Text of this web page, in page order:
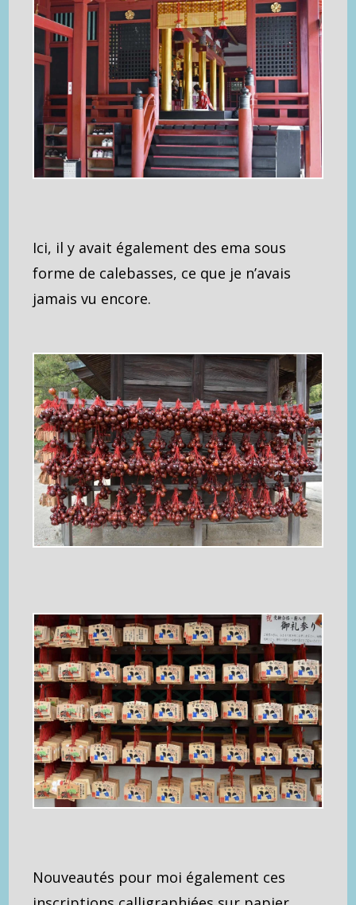
Ici, il y avait également des ema sous
forme de calebasses, ce que je n’avais
jamais vu encore.
Nouveautés pour moi également ces